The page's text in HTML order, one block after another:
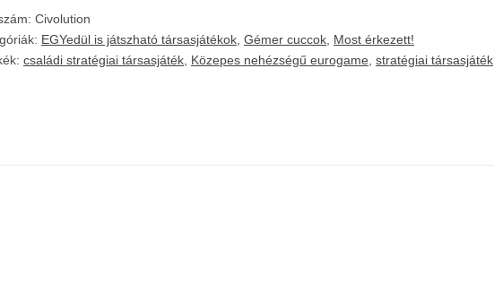
Civolution
EGYedül is játszható társasjátékok Gémer cuccok Most érkezett!
családi stratégiai társasjáték Közepes nehézségű eurogame stratégiai társasjáték